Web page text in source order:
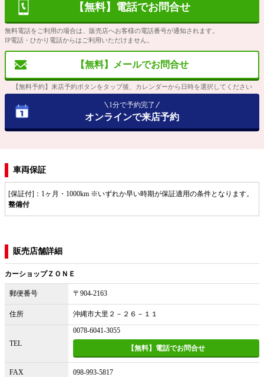
【無料】電話でお問合せ
無料電話をご利用の場合は、販売店へお客様の電話番号が通知されます。
IP電話・ひかり電話からはご利用いただけません。
【無料】メールでお問合せ
【無料予約】来店予約ボタンをタップ後、カレンダーから日時を選択してください
1分で予約完了
オンラインで来店予約
車両保証
[保証付]：1ヶ月・1000km ※いずれか早い時期が保証適用の条件となります。
整備付
販売店舗詳細
カーショップＺＯＮＥ
郵便番号 〒904-2163
住所 沖縄市大里２－２６－１１
TEL
0078-6041-3055
【無料】電話でお問合せ
FAX 098-993-5817